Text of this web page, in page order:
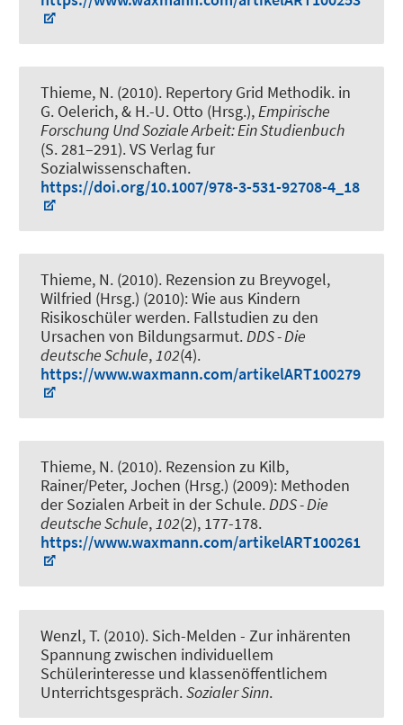
Thieme, N. (2010). Repertory Grid Methodik. in
G. Oelerich, & H.-U. Otto (Hrsg.),Empirische
Forschung Und Soziale Arbeit: Ein Studienbuch
(S. 281–291). VS Verlag fur
Sozialwissenschaften.
https://doi.org/10.1007/978-3-531-92708-4_18
Thieme, N. (2010). Rezension zu Breyvogel,
Wilfried (Hrsg.) (2010): Wie aus Kindern
Risikoschüler werden. Fallstudien zu den
Ursachen von Bildungsarmut.DDS - Die
deutsche Schule,102(4).
https://www.waxmann.com/artikelART100279
Thieme, N. (2010). Rezension zu Kilb,
Rainer/Peter, Jochen (Hrsg.) (2009): Methoden
der Sozialen Arbeit in der Schule.DDS - Die
deutsche Schule,102(2), 177-178.
https://www.waxmann.com/artikelART100261
Wenzl, T. (2010). Sich-Melden - Zur inhärenten
Spannung zwischen individuellem
Schülerinteresse und klassenöffentlichem
Unterrichtsgespräch.Sozialer Sinn.